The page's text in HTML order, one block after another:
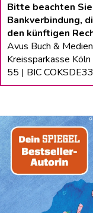
Bitte beachten
Bankverbindung,
den künftigen
Avus Buch &
Kreissparkasse
55 | BIC COKSDE33